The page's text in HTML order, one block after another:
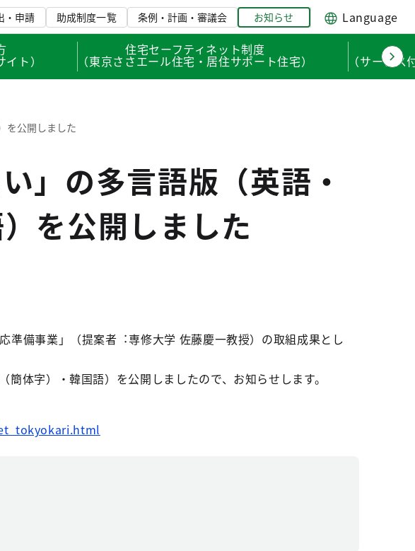
・申請 助成制度一覧 条例・計画・審議会 お知らせ
Language
ト）
住宅セーフティネット制度
（東京ささエール住宅・居住サポート住宅） （サービ
を公開しました
」の多言語版（英語・
を公開しました
備事業」（提案者︓専修⼤学 佐藤慶⼀教授）の取組成果とし
体字）・韓国語）を公開しましたので、お知らせします。